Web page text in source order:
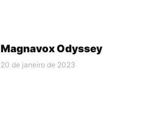
Magnavox Odyssey
20 de janeiro de 2023